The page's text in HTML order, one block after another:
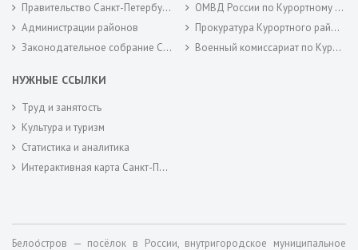
Правительство Санкт-Петербурга
Администрации районов
Законодательное собрание Санкт-Петербурга
ОМВД России по Курортному району
Прокуратура Курортного района
Военный комиссариат по Курортному районам города Санкт-Петербурга
НУЖНЫЕ ССЫЛКИ
Труд и занятость
Культура и туризм
Статистика и аналитика
Интерактивная карта Санкт-Петербурга
Белоо́стров — посёлок в России, внутригородское муниципальное